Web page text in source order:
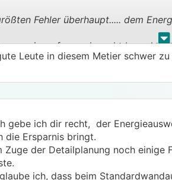
. .
Fehler überhaupt..... dem
sofern er korrekt
sein. Eine gute Baumfirma
die Heizunsanlage eigentlich die
ala "das haben wir immer
für Pfusch....
Leute in diesem Metier schwer zu
gebe ich dir recht, der
die Ersparnis bringt.
Zuge der Detailplanung noch
ich, dass beim